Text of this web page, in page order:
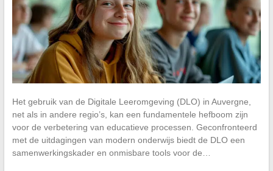
Het gebruik van de Digitale Leeromgeving (DLO) in Auvergne,
net als in andere regio’s, kan een fundamentele hefboom zijn
voor de verbetering van educatieve processen. Geconfronteerd
met de uitdagingen van modern onderwijs biedt de DLO een
samenwerkingskader en onmisbare tools voor de…